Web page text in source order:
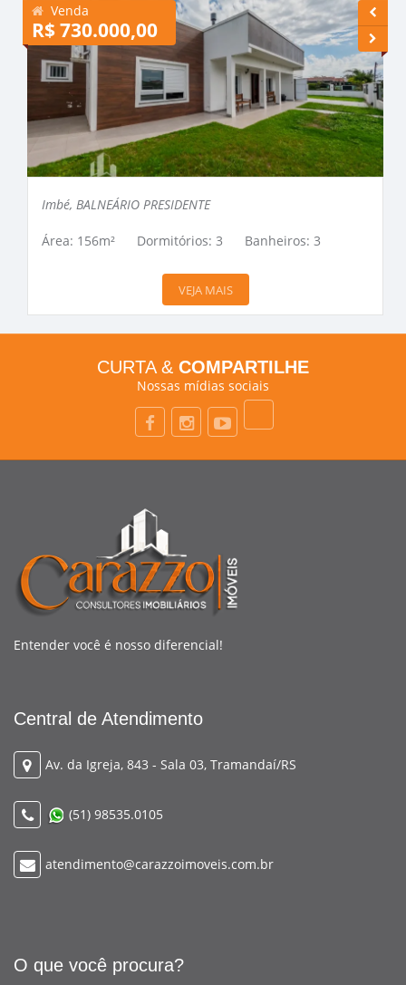
Venda
R$ 730.000,00
Imbé, BALNEÁRIO PRESIDENTE
Área: 156m² Dormitórios: 3 Banheiros: 3
VEJA MAIS
CURTA & COMPARTILHE
Nossas mídias sociais
Entender você é nosso diferencial!
Central de Atendimento
Av. da Igreja, 843 - Sala 03, Tramandaí/RS
(51) 98535.0105
atendimento@carazzoimoveis.com.br
O que você procura?